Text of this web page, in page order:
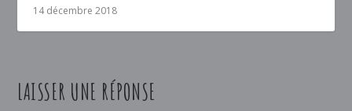
14 décembre 2018
LAISSER UNE RÉPONSE